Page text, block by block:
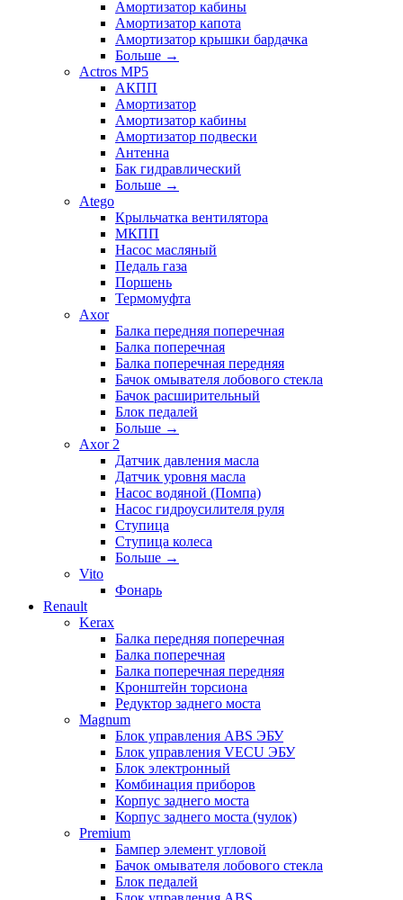
Амортизатор кабины
Амортизатор капота
Амортизатор крышки бардачка
Больше →
Actros MP5
АКПП
Амортизатор
Амортизатор кабины
Амортизатор подвески
Антенна
Бак гидравлический
Больше →
Atego
Крыльчатка вентилятора
МКПП
Насос масляный
Педаль газа
Поршень
Термомуфта
Axor
Балка передняя поперечная
Балка поперечная
Балка поперечная передняя
Бачок омывателя лобового стекла
Бачок расширительный
Блок педалей
Больше →
Axor 2
Датчик давления масла
Датчик уровня масла
Насос водяной (Помпа)
Насос гидроусилителя руля
Ступица
Ступица колеса
Больше →
Vito
Фонарь
Renault
Kerax
Балка передняя поперечная
Балка поперечная
Балка поперечная передняя
Кронштейн торсиона
Редуктор заднего моста
Magnum
Блок управления ABS ЭБУ
Блок управления VECU ЭБУ
Блок электронный
Комбинация приборов
Корпус заднего моста
Корпус заднего моста (чулок)
Premium
Бампер элемент угловой
Бачок омывателя лобового стекла
Блок педалей